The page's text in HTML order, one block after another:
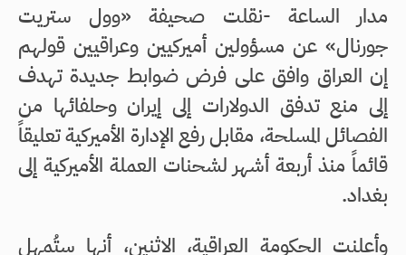
مدار الساعة -نقلت صحيفة «وول ستريت
جورنال» عن مسؤولين أميركيين وعراقيين قولهم
إن العراق وافق على فرض ضوابط جديدة تهدف
إلى منع تدفق الدولارات إلى إيران وحلفائها من
الفصائل المسلحة، مقابل رفع الإدارة الأميركية تعليقاً
قائماً منذ أربعة أشهر لشحنات العملة الأميركية إلى
بغداد.
وأعلنت الحكومة العراقية، الاثنين، أنها ستُمهل